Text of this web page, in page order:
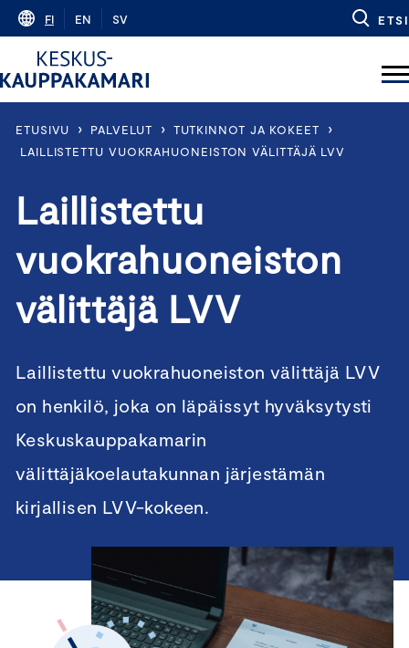
Skip
content
FI EN SV ETSI
ETUSIVU › PALVELUT › TUTKINNOT JA KOKEET ›
LAILLISTETTU VUOKRAHUONEISTON VÄLITTÄJÄ LVV
Laillistettu
vuokrahuoneiston
välittäjä LVV
Laillistettu vuokrahuoneiston välittäjä LVV
on henkilö, joka on läpäissyt hyväksytysti
Keskuskauppakamarin
välittäjäkoelautakunnan järjestämän
kirjallisen LVV-kokeen.